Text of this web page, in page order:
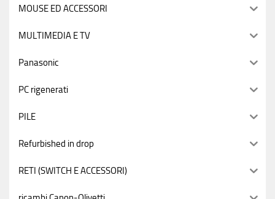
MOUSE ED ACCESSORI
MULTIMEDIA E TV
Panasonic
PC rigenerati
PILE
Refurbished in drop
RETI (SWITCH E ACCESSORI)